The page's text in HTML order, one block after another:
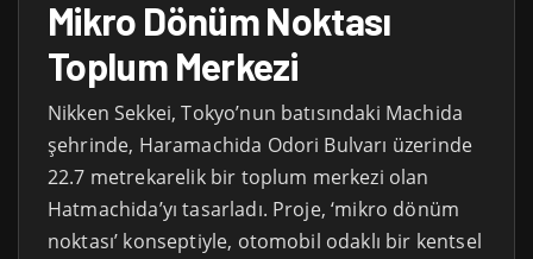
Mikro Dönüm Noktası
Toplum Merkezi
Nikken Sekkei, Tokyo’nun batısındaki Machida
şehrinde, Haramachida Odori Bulvarı üzerinde
22.7 metrekarelik bir toplum merkezi olan
Hatmachida’yı tasarladı. Proje, ‘mikro dönüm
noktası’ konseptiyle, otomobil odaklı bir kentsel